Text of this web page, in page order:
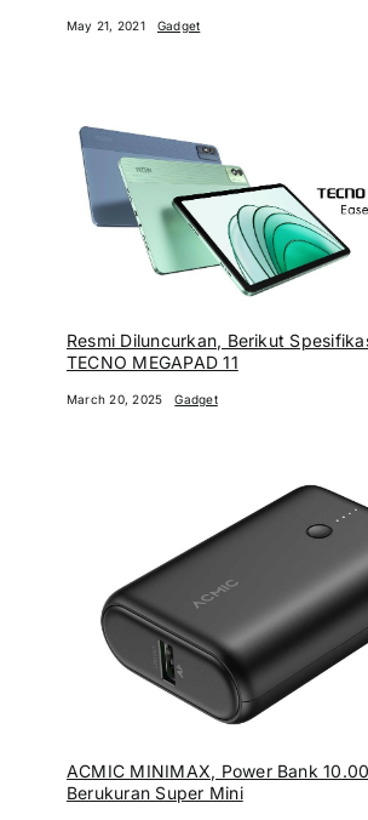
May 21, 2021 Gadget
Resmi Diluncurkan, Berikut
TECNO MEGAPAD 11
March 20, 2025 Gadget
ACMIC MINIMAX, Power Bank
Berukuran Super Mini